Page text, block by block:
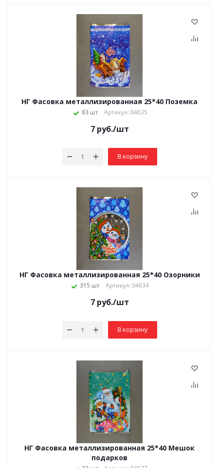
НГ Фасовка металлизированная 25*40 Поземка
83 шт Артикул: 04635
7руб./шт
В корзину
НГ Фасовка металлизированная 25*40 Озорники
315 шт Артикул: 04634
7руб./шт
В корзину
НГ Фасовка металлизированная 25*40 Мешок
подарков